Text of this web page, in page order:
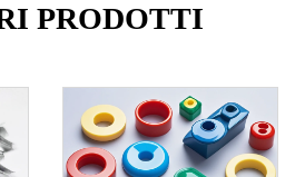
PRODOTTI